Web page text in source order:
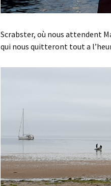
Scrabster, où nous attendent
qui nous quitteront tout a